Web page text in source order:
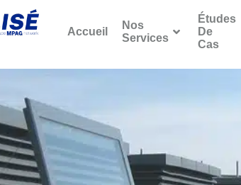
Accueil
Nos
Services
Études
De
Cas